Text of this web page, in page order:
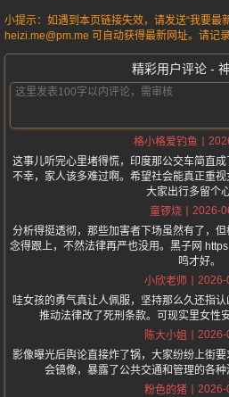
小提示：如遇到本页链接失效，请发送“我要最
heizi.me@pm.me 可自动获得最新网址。请记
精彩用户评论 -
格小格爱钓鱼
这事儿听完心里堵得慌，印度那公交车简直
不幸，家人该多难过啊。希望社会能真正重视
大家出行多留个心
童锣烧
2026-
分析得挺透彻，那些加害者下场虽然有了，
念得跟上，不然法律再严也没用。黑子网
鸣才好。
小欣老师
2026-
哇女孩的勇气真让人佩服，坚持那么久还指认
推动法律改了死刑条款。可现实里女性
陈大小姐
2026-
影像曝光后舆论直接炸了锅，大家纷纷上街
会镜像，暴露了公共交通和管理的各种
粉色的猪
2026-